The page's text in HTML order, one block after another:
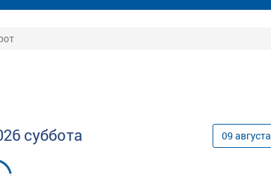
суббота 09 августа